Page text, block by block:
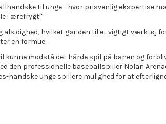
til unge - hvor prisvenlig ekspertise
i ærefrygt!"
alsidighed, hvilket gør den til et vigtigt værktøj
en formue.
kunne modstå det hårde spil på banen og
den professionelle baseballspiller Nolan
handske unge spillere mulighed for at